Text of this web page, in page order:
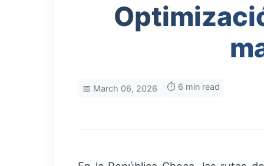
📅 March 06, 2026 ⏱️ 6 min read